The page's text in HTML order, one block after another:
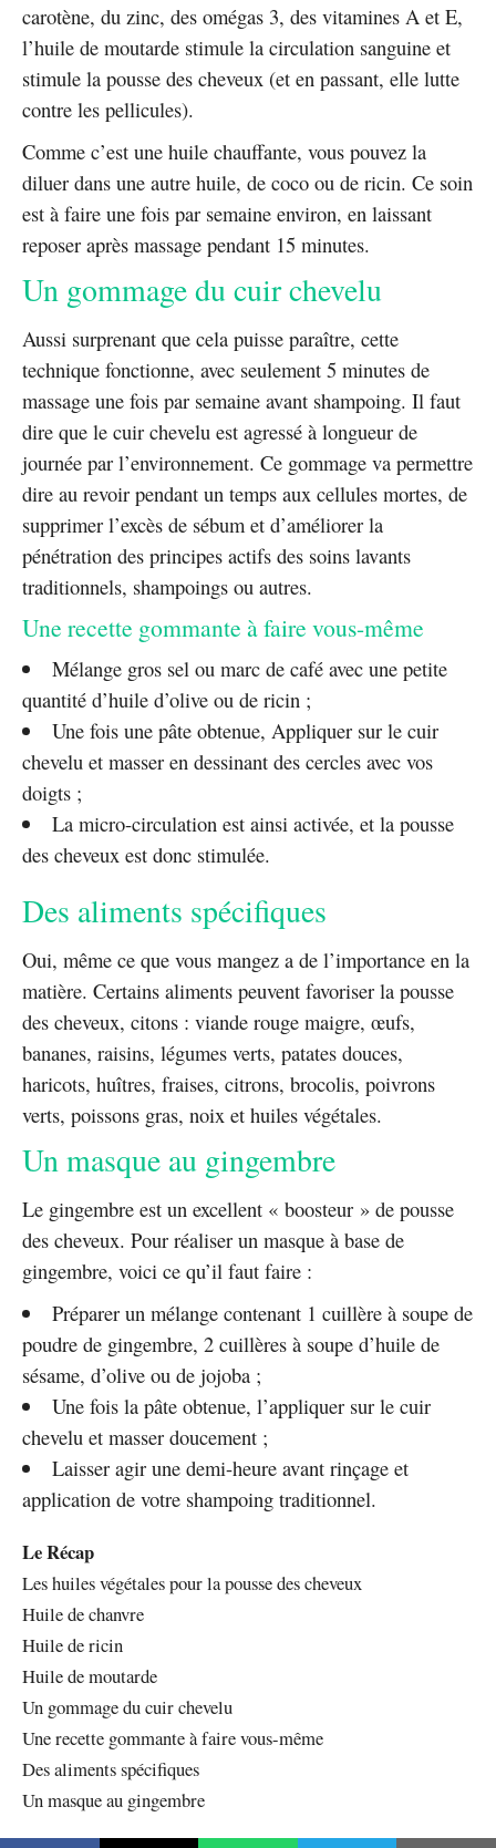
carotène, du zinc, des omégas 3, des vitamines A et E,
l’huile de moutarde stimule la circulation sanguine et
stimule la pousse des cheveux (et en passant, elle lutte
contre les pellicules).
Comme c’est une huile chauffante, vous pouvez la
diluer dans une autre huile, de coco ou de ricin. Ce soin
est à faire une fois par semaine environ, en laissant
reposer après massage pendant 15 minutes.
Un gommage du cuir chevelu
Aussi surprenant que cela puisse paraître, cette
technique fonctionne, avec seulement 5 minutes de
massage une fois par semaine avant shampoing. Il faut
dire que le cuir chevelu est agressé à longueur de
journée par l’environnement. Ce gommage va permettre
dire au revoir pendant un temps aux cellules mortes, de
supprimer l’excès de sébum et d’améliorer la
pénétration des principes actifs des soins lavants
traditionnels, shampoings ou autres.
Une recette gommante à faire vous-même
Mélange gros sel ou marc de café avec une petite
quantité d’huile d’olive ou de ricin ;
Une fois une pâte obtenue, Appliquer sur le cuir
chevelu et masser en dessinant des cercles avec vos
doigts ;
La micro-circulation est ainsi activée, et la pousse
des cheveux est donc stimulée.
Des aliments spécifiques
Oui, même ce que vous mangez a de l’importance en la
matière. Certains aliments peuvent favoriser la pousse
des cheveux, citons : viande rouge maigre, œufs,
bananes, raisins, légumes verts, patates douces,
haricots, huîtres, fraises, citrons, brocolis, poivrons
verts, poissons gras, noix et huiles végétales.
Un masque au gingembre
Le gingembre est un excellent « boosteur » de pousse
des cheveux. Pour réaliser un masque à base de
gingembre, voici ce qu’il faut faire :
Préparer un mélange contenant 1 cuillère à soupe de
poudre de gingembre, 2 cuillères à soupe d’huile de
sésame, d’olive ou de jojoba ;
Une fois la pâte obtenue, l’appliquer sur le cuir
chevelu et masser doucement ;
Laisser agir une demi-heure avant rinçage et
application de votre shampoing traditionnel.
Le Récap
Les huiles végétales pour la pousse des cheveux
Huile de chanvre
Huile de ricin
Huile de moutarde
Un gommage du cuir chevelu
Une recette gommante à faire vous-même
Des aliments spécifiques
Un masque au gingembre